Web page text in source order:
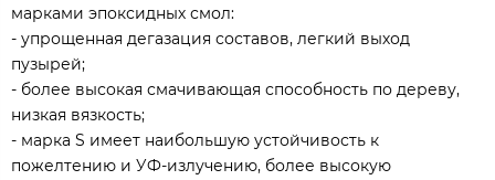
марками эпоксидных смол:
- упрощенная дегазация составов, легкий выход
пузырей;
- более высокая смачивающая способность по дереву,
низкая вязкость;
- марка S имеет наибольшую устойчивость к
пожелтению и УФ-излучению, более высокую